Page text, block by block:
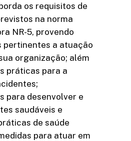
os requisitos de
na norma
NR-5, provendo
pertinentes a atuação
organização; além
práticas para a
para desenvolver e
saudáveis e
de saúde
para atuar em